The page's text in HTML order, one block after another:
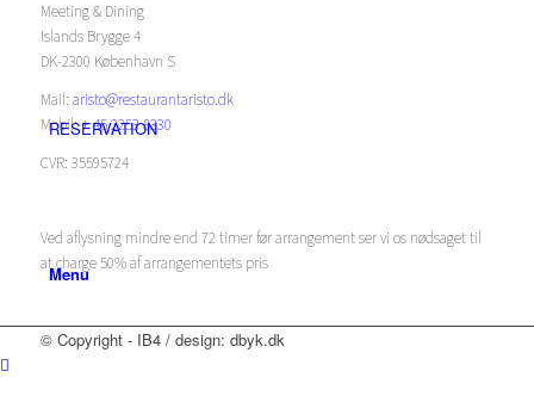
RESERVATION
Menu
Meeting & Dining
Islands Brygge 4
DK-2300 København S
Mail: aristo@restaurantaristo.dk
Mobil:+ 45 2253 8330
CVR: 35595724
Ved aflysning mindre end 72 timer før arrangement ser vi os nødsaget til
at charge 50% af arrangementets pris
© Copyright - IB4 / design: dbyk.dk